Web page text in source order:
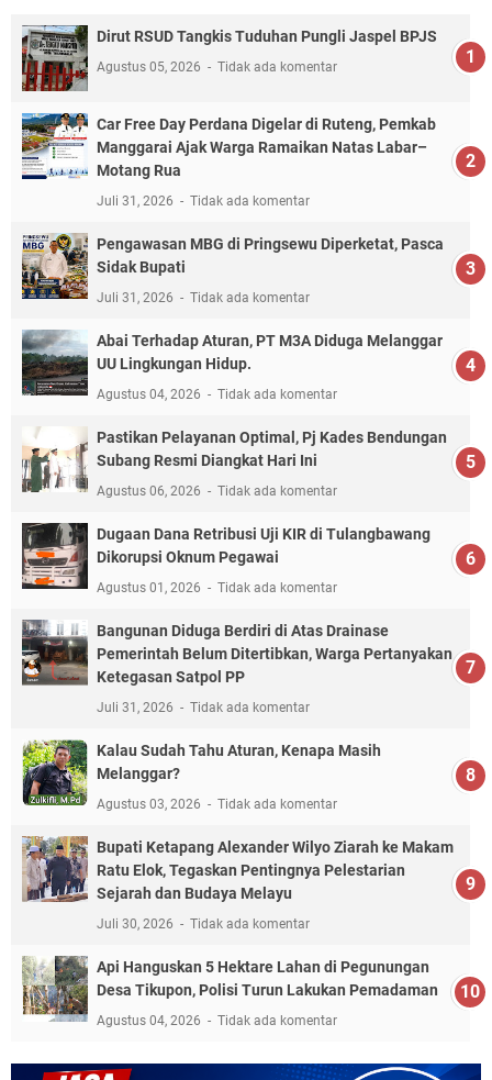
Dirut RSUD Tangkis Tuduhan Pungli Jaspel BPJS
Agustus 05, 2026 Tidak ada komentar
Car Free Day Perdana Digelar di Ruteng, Pemkab
Manggarai Ajak Warga Ramaikan Natas Labar–
Motang Rua
Juli 31, 2026 Tidak ada komentar
Pengawasan MBG di Pringsewu Diperketat, Pasca
Sidak Bupati
Juli 31, 2026 Tidak ada komentar
Abai Terhadap Aturan, PT M3A Diduga Melanggar
UU Lingkungan Hidup.
Agustus 04, 2026 Tidak ada komentar
Pastikan Pelayanan Optimal, Pj Kades Bendungan
Subang Resmi Diangkat Hari Ini
Agustus 06, 2026 Tidak ada komentar
Dugaan Dana Retribusi Uji KIR di Tulangbawang
Dikorupsi Oknum Pegawai
Agustus 01, 2026 Tidak ada komentar
Bangunan Diduga Berdiri di Atas Drainase
Pemerintah Belum Ditertibkan, Warga Pertanyakan
Ketegasan Satpol PP
Juli 31, 2026 Tidak ada komentar
Kalau Sudah Tahu Aturan, Kenapa Masih
Melanggar?
Agustus 03, 2026 Tidak ada komentar
Bupati Ketapang Alexander Wilyo Ziarah ke Makam
Ratu Elok, Tegaskan Pentingnya Pelestarian
Sejarah dan Budaya Melayu
Juli 30, 2026 Tidak ada komentar
Api Hanguskan 5 Hektare Lahan di Pegunungan
Desa Tikupon, Polisi Turun Lakukan Pemadaman
Agustus 04, 2026 Tidak ada komentar